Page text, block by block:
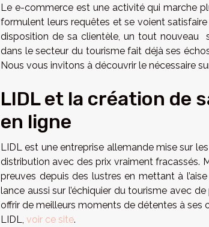
Le e-commerce est une activité qui marche
formulent leurs requêtes et se voient
disposition de sa clientèle, un tout nouveau
dans le secteur du tourisme fait déjà ses
Nous vous invitons à découvrir le nécessaire
LIDL et la création de
en ligne
LIDL est une entreprise allemande mise sur
distribution avec des prix vraiment fracassés.
preuves depuis des lustres en mettant à
lance aussi sur l’échiquier du tourisme avec
offrir de meilleurs moments de détentes à ses
LIDL, voir ce site.